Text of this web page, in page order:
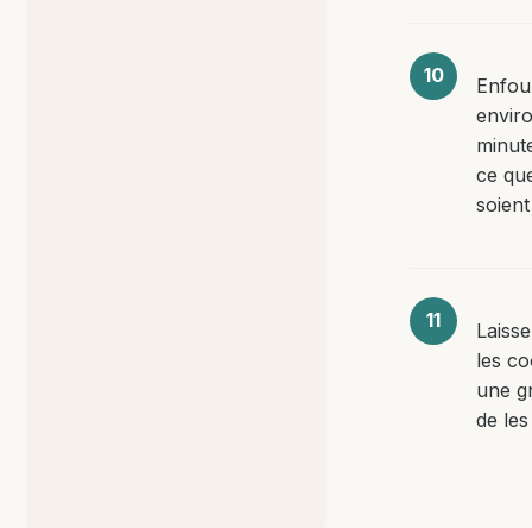
ce
les
une
de